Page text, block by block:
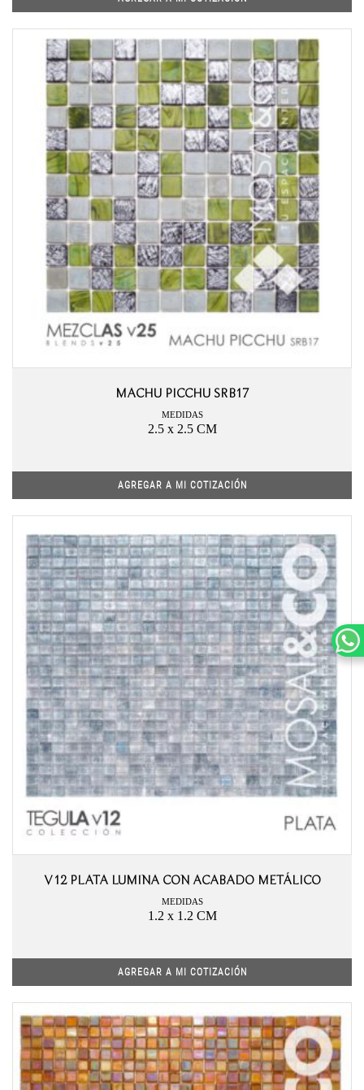
MACHU PICCHU SRB17
MEDIDAS
2.5 x 2.5 CM
AGREGAR A MI COTIZACIÓN
V12 PLATA LUMINA CON ACABADO METÁLICO
MEDIDAS
1.2 x 1.2 CM
AGREGAR A MI COTIZACIÓN